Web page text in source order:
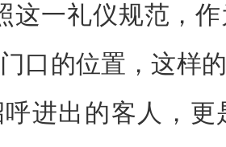
这一礼仪规范，
口的位置，这样
进出的客人，